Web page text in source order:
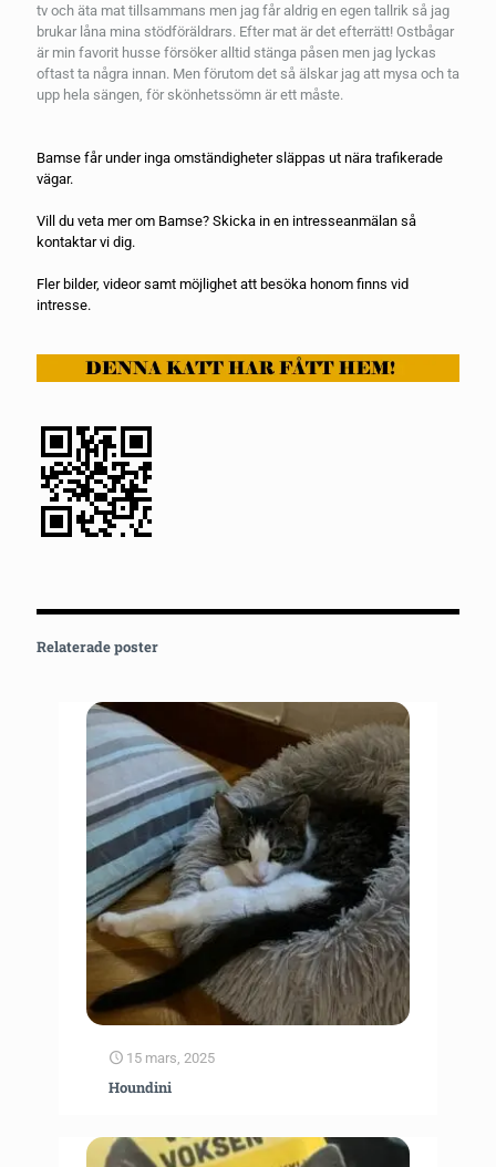
tv och äta mat tillsammans men jag får aldrig en egen tallrik så jag
brukar låna mina stödföräldrars. Efter mat är det efterrätt! Ostbågar
är min favorit husse försöker alltid stänga påsen men jag lyckas
oftast ta några innan. Men förutom det så älskar jag att mysa och ta
upp hela sängen, för skönhetssömn är ett måste.
Bamse får under inga omständigheter släppas ut nära trafikerade
vägar.
Vill du veta mer om Bamse? Skicka in en intresseanmälan så
kontaktar vi dig.
Fler bilder, videor samt möjlighet att besöka honom finns vid
intresse.
Relaterade poster
15 mars, 2025
Houndini